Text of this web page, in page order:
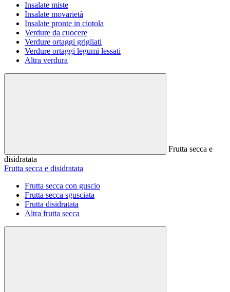
Insalate miste
Insalate movarietà
Insalate pronte in ciotola
Verdure da cuocere
Verdure ortaggi grigliati
Verdure ortaggi legumi lessati
Altra verdura
Frutta secca e
disidratata
Frutta secca e disidratata
Frutta secca con guscio
Frutta secca sgusciata
Frutta disidratata
Altra frutta secca